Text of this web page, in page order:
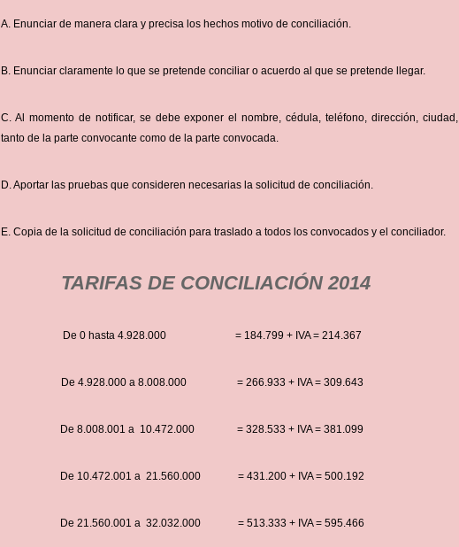
A. Enunciar de manera clara y precisa los hechos motivo de conciliación.
B. Enunciar claramente lo que se pretende conciliar o acuerdo al que se pretende llegar.
C. Al momento de notificar, se debe exponer el nombre, cédula, teléfono, dirección, ciudad,
tanto de la parte convocante como de la parte convocada.
D. Aportar las pruebas que consideren necesarias la solicitud de conciliación.
E. Copia de la solicitud de conciliación para traslado a todos los convocados y el conciliador.
TARIFAS DE CONCILIACIÓN 2014
De 0 hasta 4.928.000 = 184.799 + IVA = 214.367
De 4.928.000 a 8.008.000 = 266.933 + IVA = 309.643
De 8.008.001 a 10.472.000 = 328.533 + IVA = 381.099
De 10.472.001 a 21.560.000 = 431.200 + IVA = 500.192
De 21.560.001 a 32.032.000 = 513.333 + IVA = 595.466